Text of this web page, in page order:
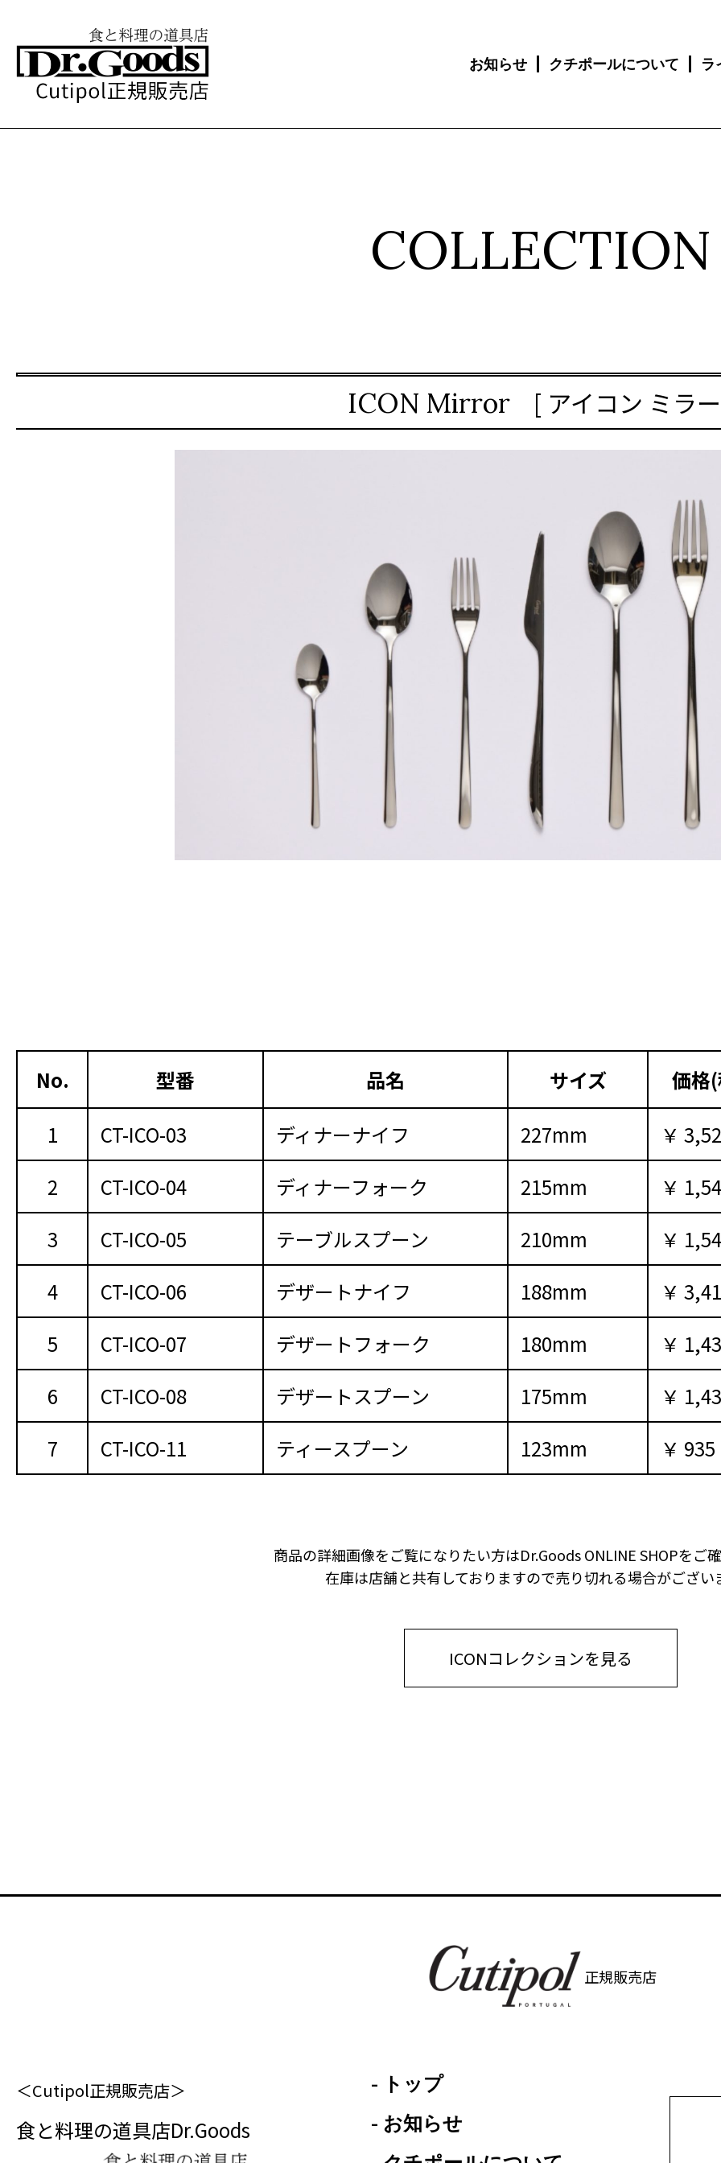
お知らせ クチポールについて ラ
COLLECTION
ICON Mirror [ アイコン ミラ
No. 型番 品名 サイズ
価格
1
CT-ICO-03 ディナーナイフ 227mm
￥
2
CT-ICO-04 ディナーフォーク 215mm
￥
3
CT-ICO-05 テーブルスプーン 210mm
￥
4
CT-ICO-06 デザートナイフ 188mm
￥
5
CT-ICO-07 デザートフォーク 180mm
￥
6
CT-ICO-08 デザートスプーン 175mm
￥
7
CT-ICO-11 ティースプーン 123mm ￥ 935
商品の詳細画像をご覧になりたい方はDr.Goods ONLINE SHOPをご
在庫は店舗と共有しておりますので売り切れる場合がござい
ICONコレクションを見る
正規販売店
＜Cutipol正規販売店＞
食と料理の道具店Dr.Goods
- トップ
- お知らせ